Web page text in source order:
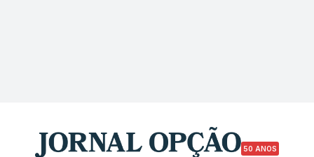
50 ANOS